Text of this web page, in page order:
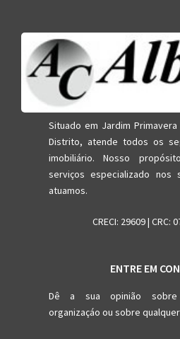
Situado em Jardim Primavera
Distrito, atende todos os
imobiliário. Nosso
serviços especializado nos
atuamos.
CRECI: 29609 | CRC:
ENTRE EM
Dê a sua opinião sobre
organizaçáo ou sobre